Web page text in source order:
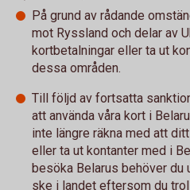
På grund av rådande
mot Ryssland och delar av
kortbetalningar eller ta ut
dessa områden.
Till följd av fortsatta
att använda våra kort i
inte längre räkna med att
eller ta ut kontanter med i
besöka Belarus behöver du
ske i landet eftersom du